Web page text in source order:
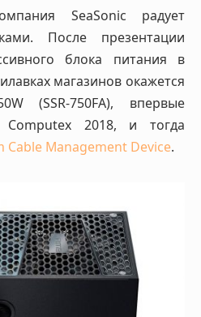
SeaSonic радует
После презентации
блока питания в
магазинов окажется
(SSR-750FA), впервые
2018, и тогда
Cable Management Device.